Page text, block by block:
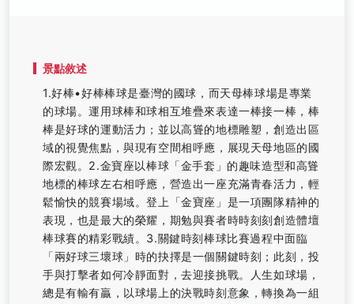
景點敘述
1.好棒•好棒棒球是臺灣的國球，而天母棒球場是專業
的球場。運用球棒和球相互堆疊來表達一棒接一棒，棒
棒是好球的運動活力；並以高聳的地標雕塑，創造出區
域的視覺焦點，與現有空間相呼應，展現天母地區的國
際宏觀。2.金寶座以棒球「金手套」的趣味造型和高聳
地標的棒球左右相呼應，營造出一座充滿青春活力，輕
鬆愉快的競賽場域。登上「金寶座」是一項團隊精神的
表現，也是最大的榮耀，期勉與賽者時時刻刻創造體壇
棒球賽的精彩戰績。3.關鍵時刻棒球比賽過程中面臨
「兩好球三壞球」時的抉擇是一個關鍵時刻；此刻，投
手與打擊者如何冷靜面對，去迎接挑戰。人生如球場，
總是有輸有贏，以球場上的決戰時刻意象，轉換為一組